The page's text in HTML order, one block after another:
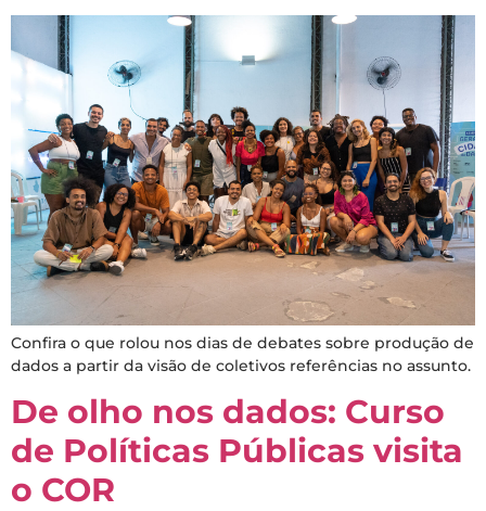
Confira o que rolou nos dias de debates sobre produção de
dados a partir da visão de coletivos referências no assunto.
De olho nos dados: Curso
de Políticas Públicas visita
o COR